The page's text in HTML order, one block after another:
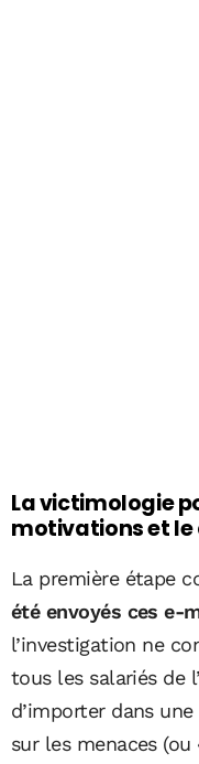
La victimologie
motivations et le
La première étape
été envoyés ces e-
l’investigation ne
tous les salariés de
d’importer dans
sur les menaces (ou